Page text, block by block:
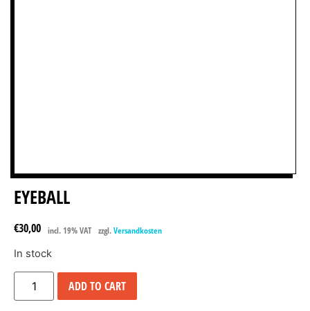
EYEBALL
€30,00 incl. 19% VAT zzgl. Versandkosten
In stock
ADD TO CART